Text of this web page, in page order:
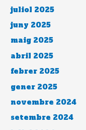
juliol 2025
juny 2025
maig 2025
abril 2025
febrer 2025
gener 2025
novembre 2024
setembre 2024